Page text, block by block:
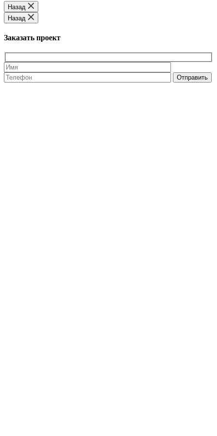
Назад
Назад
Заказать проект